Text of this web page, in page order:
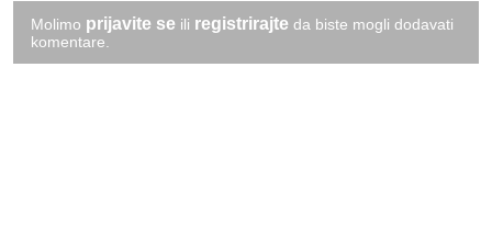
Molimo prijavite se ili registrirajte da biste mogli dodavati
komentare.